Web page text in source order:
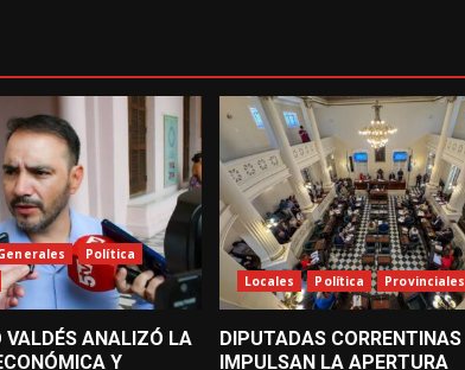
Política
VALDÉS ANALIZÓ LA
Y
Locales Política Provinciales
DIPUTADAS CORRENTINAS
IMPULSAN LA APERTURA